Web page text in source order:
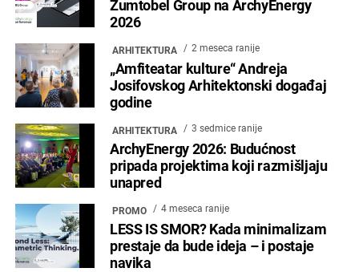
Zumtobel Group na ArchyEnergy
2026
ARHITEKTURA 2 meseca ranije
„Amfiteatar kulture“ Andreja
Josifovskog Arhitektonski događaj
godine
ARHITEKTURA 3 sedmice ranije
ArchyEnergy 2026: Budućnost
pripada projektima koji razmišljaju
unapred
PROMO 4 meseca ranije
LESS IS SMOR? Kada minimalizam
prestaje da bude ideja – i postaje
navika